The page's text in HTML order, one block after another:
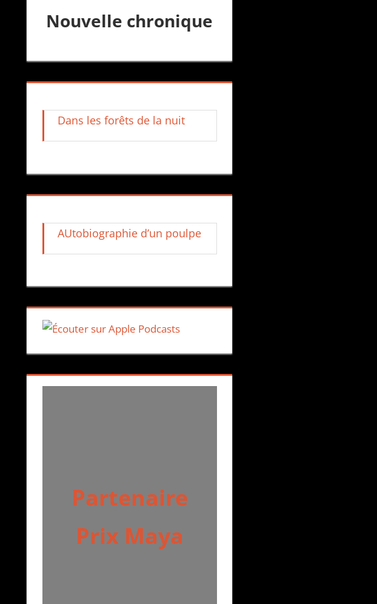
Nouvelle chronique
Dans les forêts de la nuit
AUtobiographie d’un poulpe
Partenaire
Prix Maya